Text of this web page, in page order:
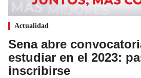
Actualidad
Sena abre
estudiar en el 2023:
inscribirse